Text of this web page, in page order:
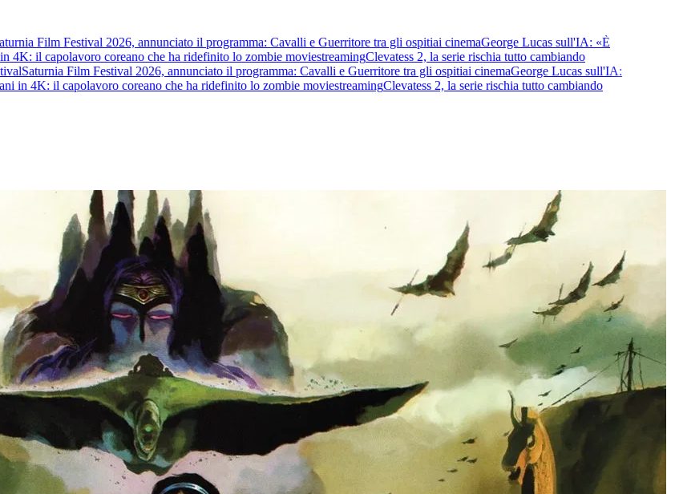
Film Festival 2026, annunciato il programma: Cavalli e Guerritore tra gli ospitiai cinemaGeorge Lucas sull'IA: «È
il capolavoro coreano che ha ridefinito lo zombie moviestreamingClevatess 2, la serie rischia tutto cambiando
Saturnia Film Festival 2026, annunciato il programma: Cavalli e Guerritore tra gli ospitiai cinemaGeorge Lucas sull'IA:
4K: il capolavoro coreano che ha ridefinito lo zombie moviestreamingClevatess 2, la serie rischia tutto cambiando